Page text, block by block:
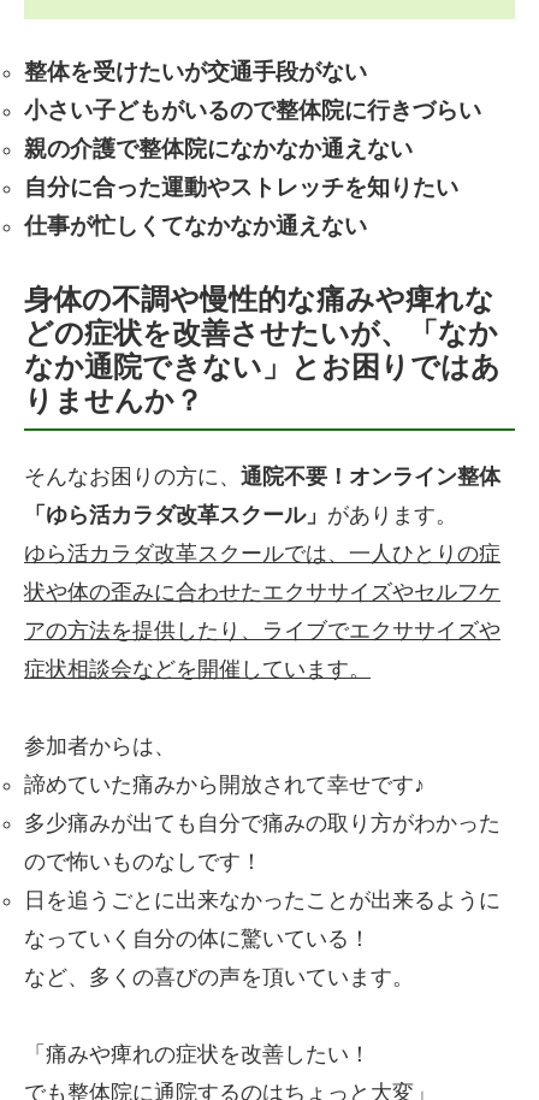
整体を受けたいが交通手段がない
小さい子どもがいるので整体院に行きづらい
親の介護で整体院になかなか通えない
自分に合った運動やストレッチを知りたい
仕事が忙しくてなかなか通えない
身体の不調や慢性的な痛みや痺れな
どの症状を改善させたいが、「なか
なか通院できない」とお困りではあ
りませんか？
そんなお困りの方に、 通院不要！オンライン整体
「ゆら活カラダ改革スクール」 があります。
ゆら活カラダ改革スクールでは、一人ひとりの症
状や体の歪みに合わせたエクササイズやセルフケ
アの方法を提供したり、ライブでエクササイズや
症状相談会などを開催しています。
参加者からは、
諦めていた痛みから開放されて幸せです♪
多少痛みが出ても自分で痛みの取り方がわかった
ので怖いものなしです！
日を追うごとに出来なかったことが出来るように
なっていく自分の体に驚いている！
など、多くの喜びの声を頂いています。
「痛みや痺れの症状を改善したい！
でも整体院に通院するのはちょっと大変」